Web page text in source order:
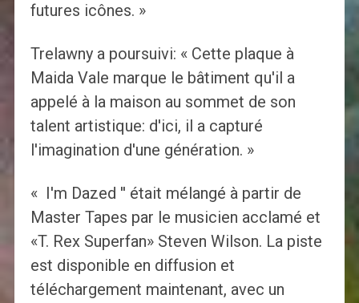
futures icônes. »
Trelawny a poursuivi: « Cette plaque à
Maida Vale marque le bâtiment qu'il a
appelé à la maison au sommet de son
talent artistique: d'ici, il a capturé
l'imagination d'une génération. »
« I'm Dazed '' était mélangé à partir de
Master Tapes par le musicien acclamé et
«T. Rex Superfan» Steven Wilson. La piste
est disponible en diffusion et
téléchargement maintenant, avec un